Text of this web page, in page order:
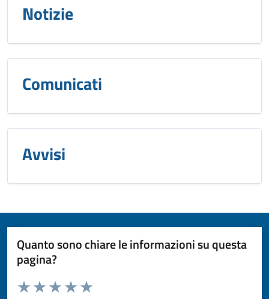
Notizie
Comunicati
Avvisi
Quanto sono chiare le informazioni su questa
pagina?
Valuta da 1 a 5 stelle la pagina